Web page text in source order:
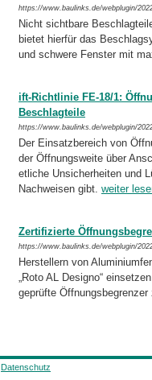
https://www.baulinks.de/webplugin/
Nicht sichtbare
bietet hierfür das
und schwere Fenster mit
ift-Richtlinie FE-18/1:
Beschlagteile
https://www.baulinks.de/webplugin/
Der Einsatzbereich von
der Öffnungsweite über
etliche Unsicherheiten und
Nachweisen gibt. weiter
Zertifizierte
https://www.baulinks.de/webplugin/
Herstellern von
„Roto AL Designo“
geprüfte
Datenschutz